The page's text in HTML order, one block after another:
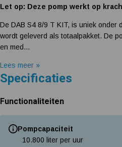
Let op: Deze pomp werkt op
De DAB S4 8/9 T KIT, is uniek onder
wordt geleverd als totaalpakket. De
en med...
Lees meer »
Specificaties
Functionaliteiten
Pompcapaciteit
10.800 liter per uur